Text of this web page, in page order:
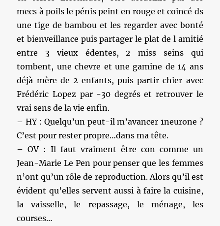
mecs à poils le pénis peint en rouge et coincé ds
une tige de bambou et les regarder avec bonté
et bienveillance puis partager le plat de l amitié
entre 3 vieux édentes, 2 miss seins qui
tombent, une chevre et une gamine de 14 ans
déjà mère de 2 enfants, puis partir chier avec
Frédéric Lopez par -30 degrés et retrouver le
vrai sens de la vie enfin.
– HY : Quelqu’un peut-il m’avancer 1neurone ?
C’est pour rester propre…dans ma tête.
– OV : Il faut vraiment être con comme un
Jean-Marie Le Pen pour penser que les femmes
n’ont qu’un rôle de reproduction. Alors qu’il est
évident qu’elles servent aussi à faire la cuisine,
la vaisselle, le repassage, le ménage, les
courses…